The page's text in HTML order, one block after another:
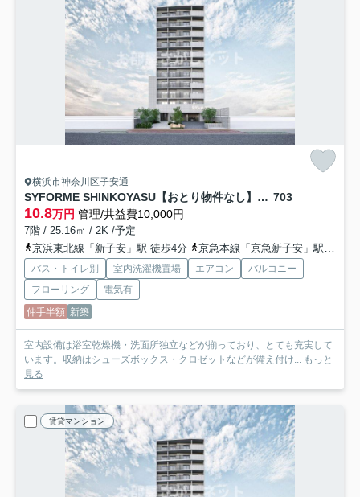
横浜市神奈川区子安通
SYFORME SHINKOYASU【おとり物件なし】#学生・社会人にオススメ！ 703
10.8万円 管理/共益費10,000円
7階 / 25.16㎡ / 2K /予定
京浜東北線「新子安」駅 徒歩4分
京急本線「京急新子安」駅 徒歩4分
バス・トイレ別 室内洗濯機置場 エアコン
バルコニー
フローリング
電気有
仲手半額 新築
室内設備は浴室乾燥機・洗面所独立などが揃っており、とても充実して
います。収納はシューズボックス・クロゼットなどが備え付け... もっと
見る
賃貸マンション